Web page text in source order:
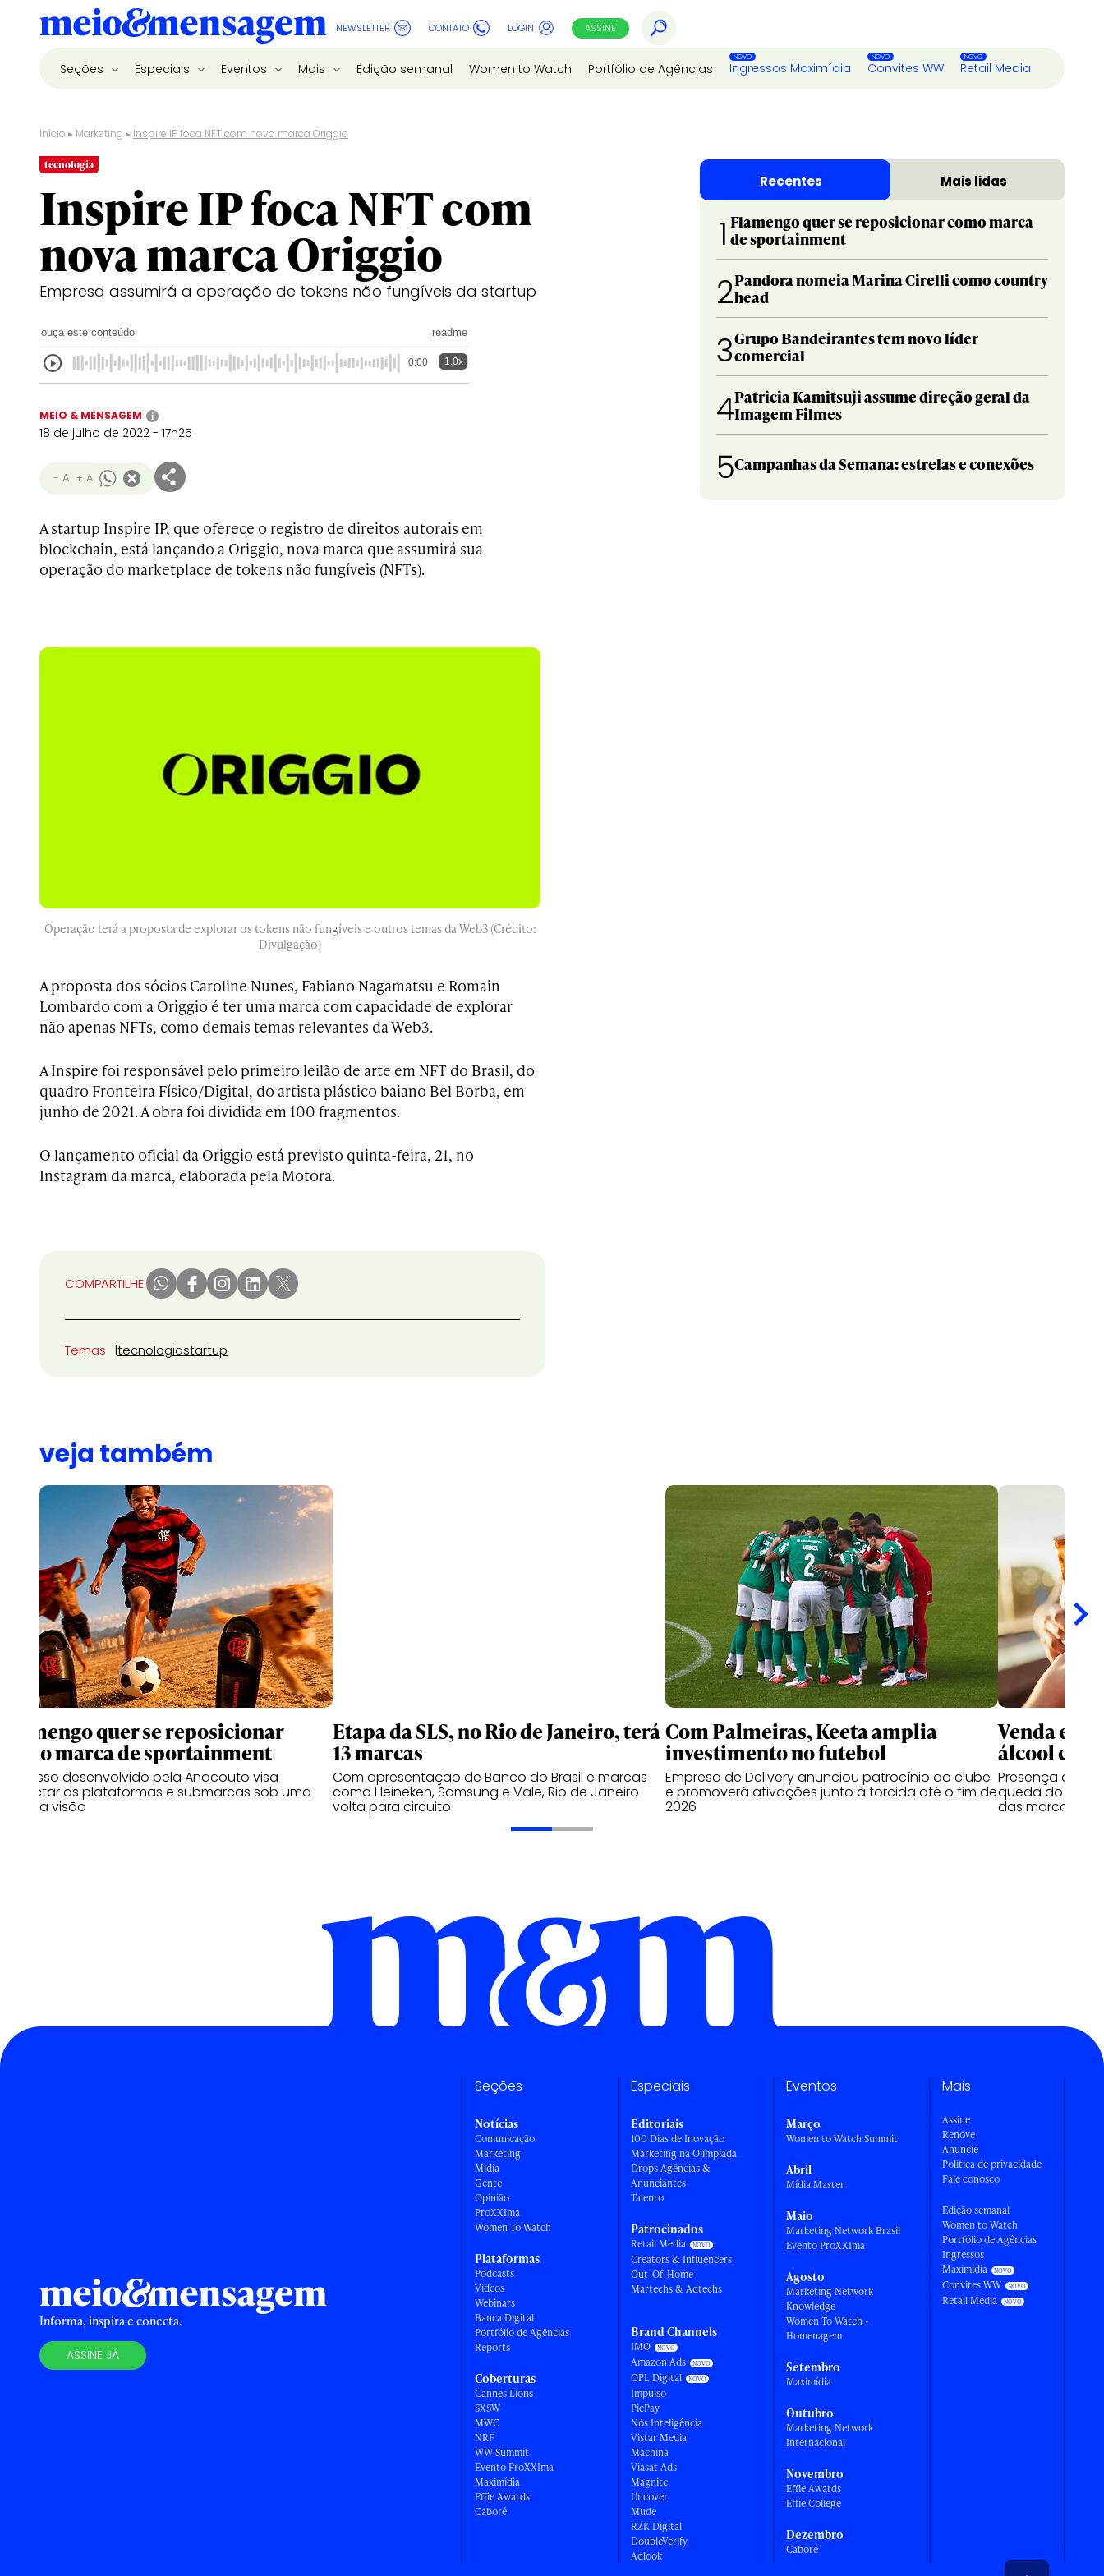
NEWSLETTER CONTATO LOGIN ASSINE
Seções Especiais Eventos Mais Edição semanal Women to Watch Portfólio de Agências Ingressos Maximídia Convites WW Retail Media
Início ▸ Marketing ▸ Inspire IP foca NFT com nova marca Origgio
tecnologia
Inspire IP foca NFT com
nova marca Origgio
Empresa assumirá a operação de tokens não fungíveis da startup
ouça este conteúdo readme
0:00 1.0x
MEIO & MENSAGEM i
18 de julho de 2022 - 17h25
- A + A
A startup Inspire IP, que oferece o registro de direitos autorais em
blockchain, está lançando a Origgio, nova marca que assumirá sua
operação do marketplace de tokens não fungíveis (NFTs).
Operação terá a proposta de explorar os tokens não fungíveis e outros temas da Web3 (Crédito:
Divulgação)
A proposta dos sócios Caroline Nunes, Fabiano Nagamatsu e Romain
Lombardo com a Origgio é ter uma marca com capacidade de explorar
não apenas NFTs, como demais temas relevantes da Web3.
A Inspire foi responsável pelo primeiro leilão de arte em NFT do Brasil, do
quadro Fronteira Físico/Digital, do artista plástico baiano Bel Borba, em
junho de 2021. A obra foi dividida em 100 fragmentos.
O lançamento oficial da Origgio está previsto quinta-feira, 21, no
Instagram da marca, elaborada pela Motora.
COMPARTILHE:
Temas tecnologiastartup
Recentes Mais lidas
1 Flamengo quer se reposicionar como marca
de sportainment
2Pandora nomeia Marina Cirelli como country
head
3Grupo Bandeirantes tem novo líder
comercial
4Patricia Kamitsuji assume direção geral da
Imagem Filmes
5Campanhas da Semana: estrelas e conexões
veja também
Flamengo quer se reposicionar
como marca de sportainment
Processo desenvolvido pela Anacouto visa
conectar as plataformas e submarcas sob uma
mesma visão
Etapa da SLS, no Rio de Janeiro, terá
13 marcas
Com apresentação de Banco do Brasil e marcas
como Heineken, Samsung e Vale, Rio de Janeiro
volta para circuito
Com Palmeiras, Keeta amplia
investimento no futebol
Empresa de Delivery anunciou patrocínio ao clube
e promoverá ativações junto à torcida até o fim de
2026
Venda e
álcool
Presença de
queda do
das marcas
Informa, inspira e conecta.
ASSINE JÁ
Seções
Notícias
Comunicação
Marketing
Mídia
Gente
Opinião
ProXXIma
Women To Watch
Plataformas
Podcasts
Vídeos
Webinars
Banca Digital
Portfólio de Agências
Reports
Coberturas
Cannes Lions
SXSW
MWC
NRF
WW Summit
Evento ProXXIma
Maximídia
Effie Awards
Caboré
Especiais
Editoriais
100 Dias de Inovação
Marketing na Olimpíada
Drops Agências &
Anunciantes
Talento
Patrocinados
Retail Media
Creators & Influencers
Out-Of-Home
Martechs & Adtechs
Brand Channels
IMO
Amazon Ads
OPL Digital
Impulso
PicPay
Nós Inteligência
Vistar Media
Machina
Viasat Ads
Magnite
Uncover
Mude
RZK Digital
DoubleVerify
Adlook
Eventos
Março
Women to Watch Summit
Abril
Mídia Master
Maio
Marketing Network Brasil
Evento ProXXIma
Agosto
Marketing Network
Knowledge
Women To Watch -
Homenagem
Setembro
Maximídia
Outubro
Marketing Network
Internacional
Novembro
Effie Awards
Effie College
Dezembro
Caboré
Mais
Assine
Renove
Anuncie
Política de privacidade
Fale conosco
Edição semanal
Women to Watch
Portfólio de Agências
Ingressos
Maximídia
Convites WW
Retail Media